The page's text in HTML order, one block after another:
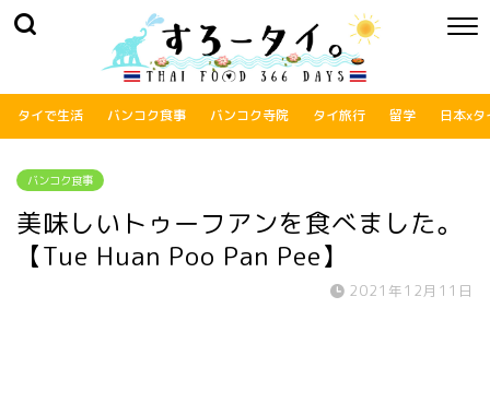
タイで生活 バンコク食事 バンコク寺院 タイ旅行 留学 日本xタ
バンコク食事
美味しいトゥーフアンを食べました。
【Tue Huan Poo Pan Pee】
2021年12月11日